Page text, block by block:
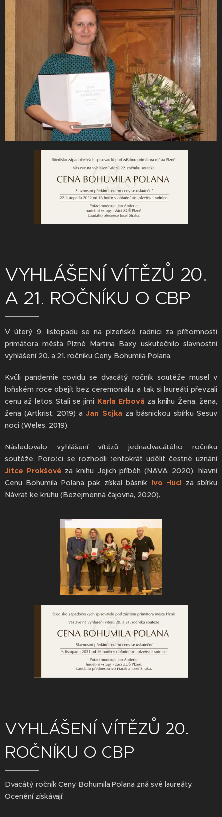
VYHLÁŠENÍ VÍTĚZŮ 20.
A 21. ROČNÍKU O CBP
V úterý 9. listopadu se na plzeňské radnici za přítomnosti
primátora města Plzně Martina Baxy uskutečnilo slavnostní
vyhlášení 20. a 21. ročníku Ceny Bohumila Polana.
Kvůli pandemie covidu se dvacátý ročník soutěže musel v
loňském roce obejít bez ceremoniálu, a tak si laureáti převzali
cenu až letos. Stali se jimi Karla Erbová za knihu Žena, žena,
žena (Artkrist, 2019) aJan Sojka za básnickou sbírku Sesuv
noci (Weles, 2019).
Následovalo vyhlášení vítězů jednadvacátého ročníku
soutěže. Porotci se rozhodli tentokrát udělit čestné uznání
Jitce Prokšové za knihu Jejich příběh (NAVA, 2020), hlavní
Cenu Bohumila Polana pak získal básník Ivo Hucl za sbírku
Návrat ke kruhu (Bezejmenná čajovna, 2020).
VYHLÁŠENÍ VÍTĚZŮ 20.
ROČNÍKU O CBP
Dvacátý ročník Ceny Bohumila Polana zná své laureáty.
Ocenění získávají: